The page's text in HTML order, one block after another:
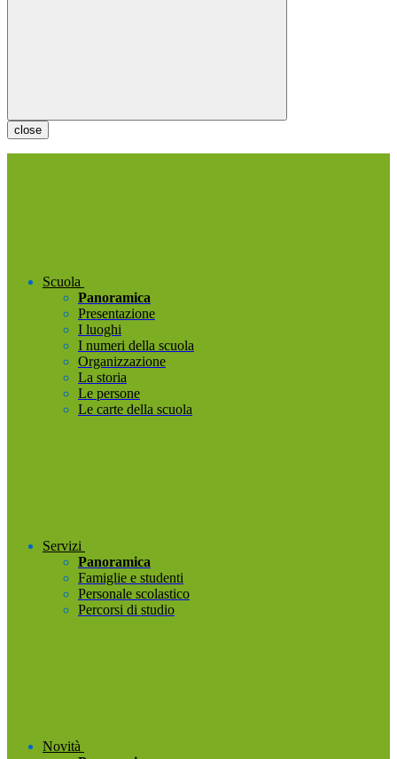
close
Scuola
Panoramica
Presentazione
I luoghi
I numeri della scuola
Organizzazione
La storia
Le persone
Le carte della scuola
Servizi
Panoramica
Famiglie e studenti
Personale scolastico
Percorsi di studio
Novità